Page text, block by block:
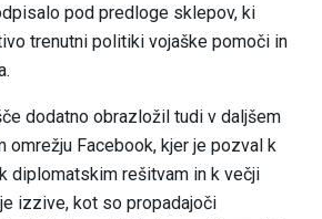
pod predloge sklepov, ki
trenutni politiki vojaške pomoči in
dodatno obrazložil tudi v daljšem
omrežju Facebook, kjer je pozval k
diplomatskim rešitvam in k večji
izzive, kot so propadajoči